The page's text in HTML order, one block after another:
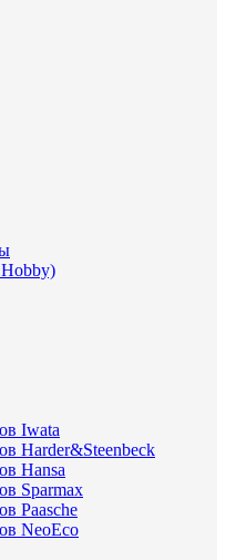
Iwata
Harder&Steenbeck
Hansa
Sparmax
Paasche
NeoEco